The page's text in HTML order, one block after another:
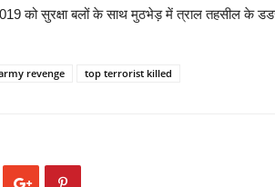
को सुरक्षा बलों के साथ मुठभेड़ में त्राल तहसील के
revenge top terrorist killed